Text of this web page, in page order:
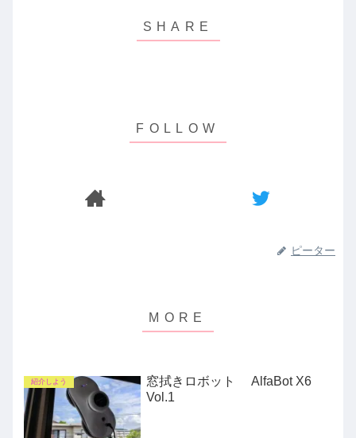
ピーター
紹介しよう
窓拭きロボット AlfaBot X6
Vol.1